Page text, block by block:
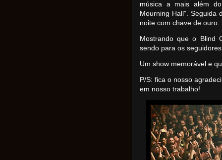
música a mais além
Mourning Hall”. Seguida
noite com chave de ouro.
Mostrando que o Blind
sendo para os
Um show memorável e
P/S: fica o nosso
em nosso trabalho!